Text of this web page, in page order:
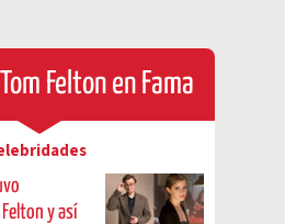
Felton en Fama
y así